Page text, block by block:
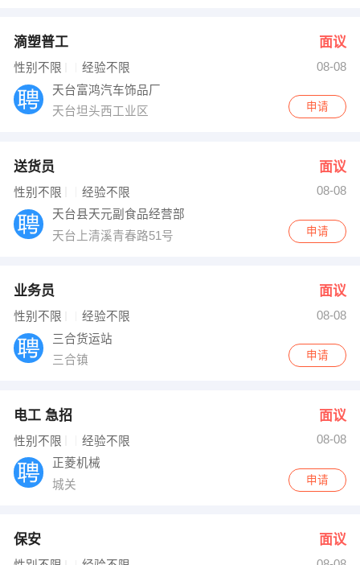
滴塑普工 面议
性别不限 经验不限
08-08
天台富鸿汽车饰品厂
天台坦头西工业区
申请
送货员 面议
性别不限 经验不限
08-08
天台县天元副食品经营部
天台上清溪青春路51号
申请
业务员 面议
性别不限 经验不限
08-08
三合货运站
三合镇
申请
电工 急招 面议
性别不限 经验不限
08-08
正菱机械
城关
申请
保安 面议